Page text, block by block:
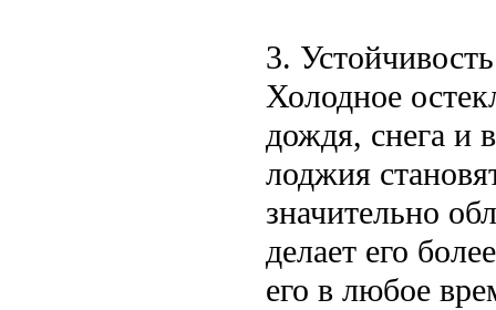
3.
Холодное
дождя, снега и
лоджия
значительно
делает его
его в любое